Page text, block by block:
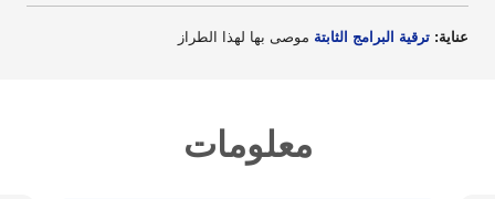
عناية:ترقية البرامج الثابتةموصى بها لهذا الطراز
معلومات